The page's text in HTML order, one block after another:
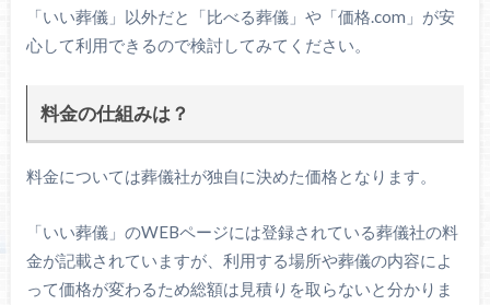
「いい葬儀」以外だと「比べる葬儀」や「価格.com」が安
心して利用できるので検討してみてください。
料金の仕組みは？
料金については葬儀社が独自に決めた価格となります。
「いい葬儀」のWEBページには登録されている葬儀社の料
金が記載されていますが、利用する場所や葬儀の内容によ
って価格が変わるため総額は見積りを取らないと分かりま